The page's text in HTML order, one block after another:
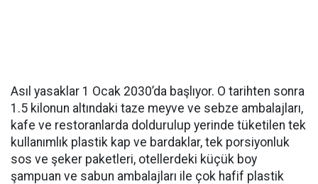
Asıl yasaklar 1 Ocak 2030’da başlıyor. O tarihten sonra
1.5 kilonun altındaki taze meyve ve sebze ambalajları,
kafe ve restoranlarda doldurulup yerinde tüketilen tek
kullanımlık plastik kap ve bardaklar, tek porsiyonluk
sos ve şeker paketleri, otellerdeki küçük boy
şampuan ve sabun ambalajları ile çok hafif plastik